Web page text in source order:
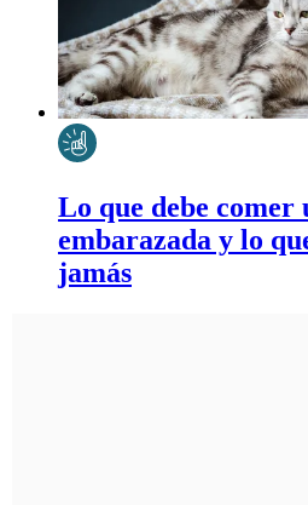
Lo que debe comer
embarazada y lo
jamás